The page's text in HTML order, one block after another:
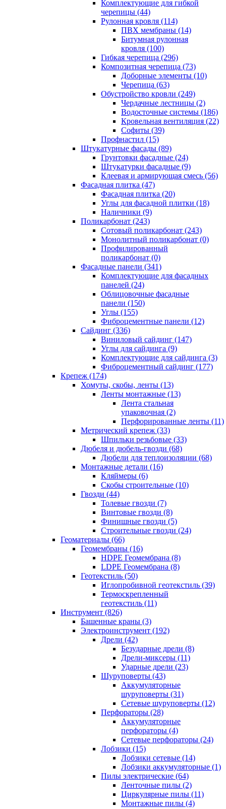
Комплектующие для гибкой
черепицы (44)
Рулонная кровля (114)
ПВХ мембраны (14)
Битумная рулонная
кровля (100)
Гибкая черепица (296)
Композитная черепица (73)
Доборные элементы (10)
Черепица (63)
Обустройство кровли (249)
Чердачные лестницы (2)
Водосточные системы (186)
Кровельная вентиляция (22)
Cофиты (39)
Профнастил (15)
Штукатурные фасады (89)
Грунтовки фасадные (24)
Штукатурки фасадные (9)
Клеевая и армирующая смесь (56)
Фасадная плитка (47)
Фасадная плитка (20)
Углы для фасадной плитки (18)
Наличники (9)
Поликарбонат (243)
Сотовый поликарбонат (243)
Монолитный поликарбонат (0)
Профилированный
поликарбонат (0)
Фасадные панели (341)
Комплектующие для фасадных
панелей (24)
Облицовочные фасадные
панели (150)
Углы (155)
Фиброцементные панели (12)
Сайдинг (336)
Виниловый сайдинг (147)
Углы для сайдинга (9)
Комплектующие для сайдинга (3)
Фиброцементный сайдинг (177)
Крепеж (174)
Хомуты, скобы, ленты (13)
Ленты монтажные (13)
Лента стальная
упаковочная (2)
Перфорированные ленты (11)
Метрический крепеж (33)
Шпильки резьбовые (33)
Дюбеля и дюбель-гвозди (68)
Дюбели для теплоизоляции (68)
Монтажные детали (16)
Кляймеры (6)
Скобы строительные (10)
Гвозди (44)
Толевые гвозди (7)
Винтовые гвозди (8)
Финишные гвозди (5)
Строительные гвозди (24)
Геоматериалы (66)
Геомембраны (16)
HDPE Геомембрана (8)
LDPE Геомембрана (8)
Геотекстиль (50)
Иглопробивной геотекстиль (39)
Термоскрепленный
геотекстиль (11)
Инструмент (826)
Башенные краны (3)
Электроинструмент (192)
Дрели (42)
Безударные дрели (8)
Дрели-миксеры (11)
Ударные дрели (23)
Шуруповерты (43)
Аккумуляторные
шуруповерты (31)
Сетевые шуруповерты (12)
Перфораторы (28)
Аккумуляторные
перфораторы (4)
Сетевые перфораторы (24)
Лобзики (15)
Лобзики сетевые (14)
Лобзики аккумуляторные (1)
Пилы электрические (64)
Ленточные пилы (2)
Циркулярные пилы (11)
Монтажные пилы (4)